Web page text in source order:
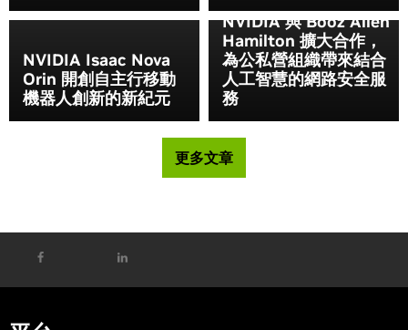
NVIDIA Isaac Nova
Orin 開創自主行移動
機器人創新的新紀元
NVIDIA 與 Booz Allen
Hamilton 擴大合作，
為公私營組織帶來結合
人工智慧的網路安全服
務
更多文章